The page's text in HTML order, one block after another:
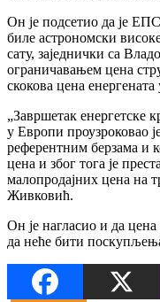
Он је подсетио да је
биле астрономски
сату, заједнички са
ограничавањем цена
скокова цена енергената
„Завршетак енергетске
у Европи проузроковао
референтним берзама и
цена и због тога је
малопродајних цена на
Живковић.
Он је нагласио и да цена
да неће бити